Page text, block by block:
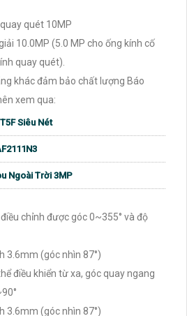
quét 10MP
10.0MP (5.0 MP cho ống kính cố
quay quét).
khác đảm bảo chất lượng Báo
xem qua:
Siêu Nét
Ngoài Trời 3MP
chỉnh được góc 0~355° và độ
3.6mm (góc nhìn 87°)
điều khiển từ xa, góc quay ngang
3.6mm (góc nhìn 87°)